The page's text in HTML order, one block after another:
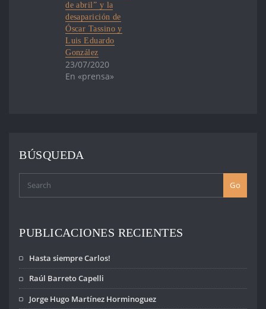
de abril” y la
desaparición de
Óscar Tassino y
Luis Eduardo
González
23/07/2020
En «prensa»
BÚSQUEDA
Go
PUBLICACIONES RECIENTES
Hasta siempre Carlos!
Raúl Barreto Capelli
Jorge Hugo Martínez Horminoguez